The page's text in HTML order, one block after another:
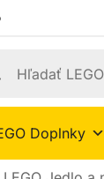
Doplnky